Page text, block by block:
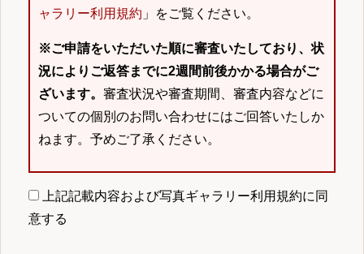
ャラリー利用規約 」をご覧ください。
※ご申請をいただいた順に審査いたしており、状
況によりご返答までに2週間前後かかる場合がご
ざいます。 審査状況や審査期間、審査内容などに
ついての個別のお問い合わせにはご回答いたしか
ねます。予めご了承ください。
上記記載内容および写真ギャラリー利用規約に同
意する